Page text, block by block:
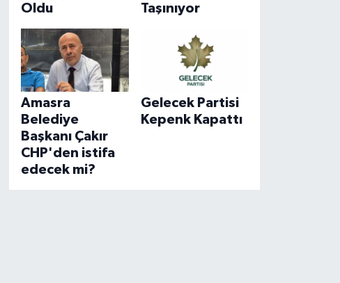
Oldu
Taşınıyor
Amasra
Belediye
Başkanı Çakır
CHP'den istifa
edecek mi?
Gelecek Partisi
Kepenk Kapattı